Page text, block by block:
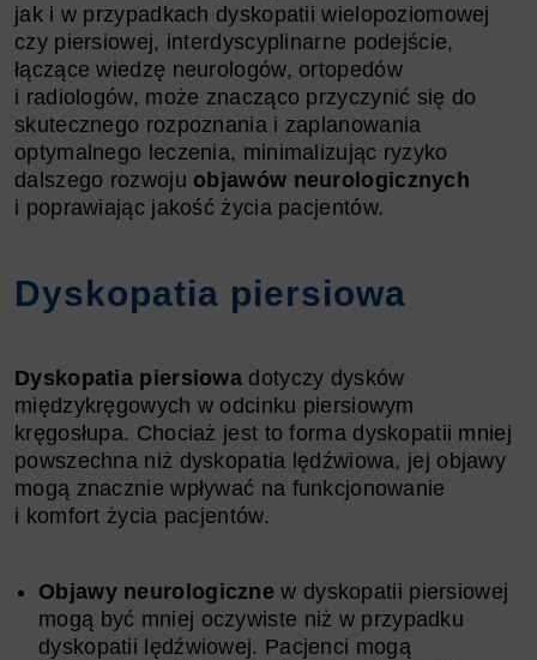
jak i w przypadkach dyskopatii wielopoziomowej
czy piersiowej, interdyscyplinarne podejście,
łączące wiedzę neurologów, ortopedów
i radiologów, może znacząco przyczynić się do
skutecznego rozpoznania i zaplanowania
optymalnego leczenia, minimalizując ryzyko
dalszego rozwoju objawów neurologicznych
i poprawiając jakość życia pacjentów.
Dyskopatia piersiowa
Dyskopatia piersiowa dotyczy dysków
międzykręgowych w odcinku piersiowym
kręgosłupa. Chociaż jest to forma dyskopatii mniej
powszechna niż dyskopatia lędźwiowa, jej objawy
mogą znacznie wpływać na funkcjonowanie
i komfort życia pacjentów.
Objawy neurologiczne w dyskopatii piersiowej
mogą być mniej oczywiste niż w przypadku
dyskopatii lędźwiowej. Pacjenci mogą